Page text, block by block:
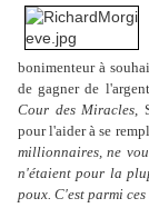
bonimenteur à
de gagner de
Cour des Miracles,
pour l'aider à se
millionnaires, ne
n'étaient pour la
poux. C'est parmi